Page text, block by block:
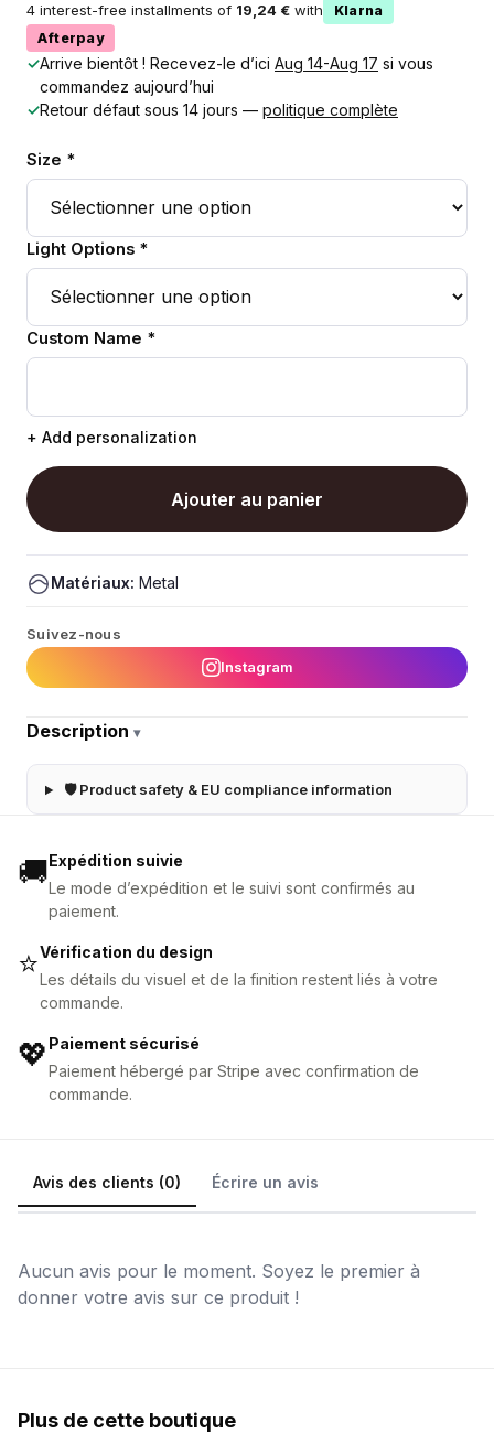
4 interest-free installments of 19,24 € with
Klarna
Afterpay
✓Arrive bientôt ! Recevez-le d’ici Aug 14-Aug 17 si vous
commandez aujourd’hui
✓Retour défaut sous 14 jours — politique complète
Size *
Light Options *
Custom Name *
+ Add personalization
Ajouter au panier
Matériaux: Metal
Suivez-nous
Instagram
Description ▾
🛡 Product safety & EU compliance information
🚚Expédition suivie
Le mode d’expédition et le suivi sont confirmés au
paiement.
⭐Vérification du design
Les détails du visuel et de la finition restent liés à votre
commande.
💖 Paiement sécurisé
Paiement hébergé par Stripe avec confirmation de
commande.
Avis des clients (0) Écrire un avis
Aucun avis pour le moment. Soyez le premier à
donner votre avis sur ce produit !
Plus de cette boutique